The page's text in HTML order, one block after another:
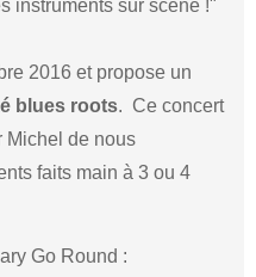
instruments sur scène !"
2016 et propose un
blues roots. Ce concert
Michel de nous
faits main à 3 ou 4
Go Round :